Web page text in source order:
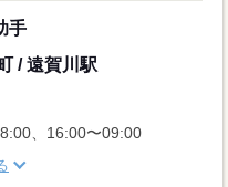
手
/ 遠賀川駅
、16:00〜09:00